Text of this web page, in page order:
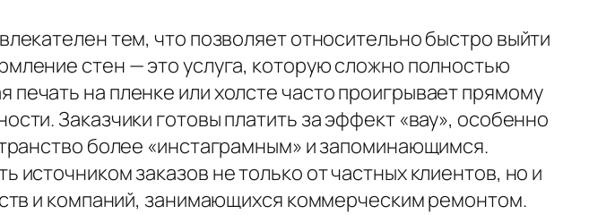
тем, что позволяет относительно быстро выйти
стен — это услуга, которую сложно полностью
на пленке или холсте часто проигрывает прямому
Заказчики готовы платить за эффект «вау», особенно
более «инстаграмным» и запоминающимся.
заказов не только от частных клиентов, но и
и компаний, занимающихся коммерческим ремонтом.